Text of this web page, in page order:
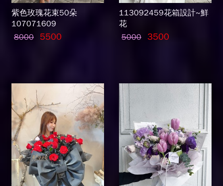
紫色玫瑰花束50朵
107071609
8000
5500
113092459花箱設計~鮮
花
5000 3500